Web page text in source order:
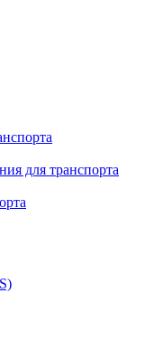
для транспорта